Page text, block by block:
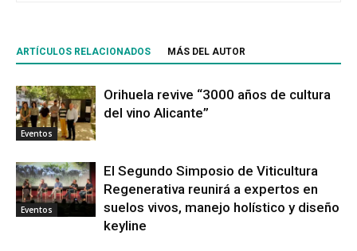
ARTÍCULOS RELACIONADOS MÁS DEL AUTOR
Eventos
Orihuela revive “3000 años de cultura
del vino Alicante”
Eventos
El Segundo Simposio de Viticultura
Regenerativa reunirá a expertos en
suelos vivos, manejo holístico y diseño
keyline